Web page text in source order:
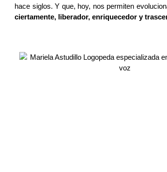
hace siglos. Y que, hoy, nos permiten
ciertamente, liberador, enriquecedor y